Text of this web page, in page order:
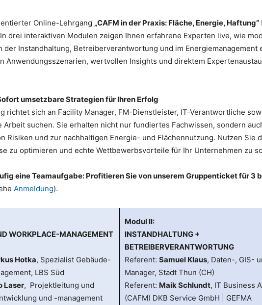
Online-Lehrgang „CAFM in der Praxis: Fläche, Energie, Haftung“
drei interaktiven Modulen zeigen Ihnen erfahrene Experten live, wie
der Instandhaltung, Betreiberverantwortung und im
Anwendungsszenarien, wertvollen Insights und direktem
umsetzbare Strategien für Ihren Erfolg
richtet sich an Facility Manager, FM-Dienstleister, IT-Verantwortliche
Arbeit suchen. Sie erhalten nicht nur fundiertes Fachwissen, sondern
Risiken und zur nachhaltigen Energie- und Flächennutzung. Nutzen Sie
zu optimieren und echte Wettbewerbsvorteile für Ihr Unternehmen zu
eine Teamaufgabe: Profitieren Sie von unserem Gruppenticket für 3
Anmeldung).
WORKPLACE-MANAGEMENT
Hotka, Spezialist Gebäude-
LBS Süd
Laser, Projektleitung und
und -management
Modul II:
INSTANDHALTUNG +
BETREIBERVERANTWORTUNG
Referent:Samuel Klaus, Daten-, GIS-
Manager, Stadt Thun (CH)
Referent: Maik Schlundt, IT Business
(CAFM) DKB Service GmbH | GEFMA